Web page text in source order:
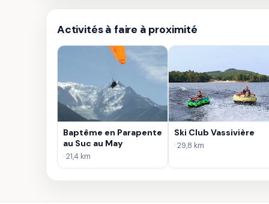
Activités à faire à proximité
Baptême en Parapente
au Suc au May
· 21,4 km
Ski Club Vassivière
· 29,8 km